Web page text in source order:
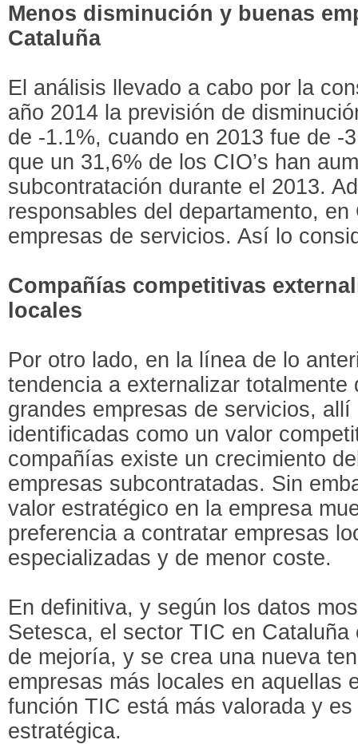
Menos disminución y buenas
Cataluña
El análisis llevado a cabo por la
año 2014 la previsión de
de -1.1%, cuando en 2013 fue de -
que un 31,6% de los CIO’s han
subcontratación durante el 2013.
responsables del departamento,
empresas de servicios. Así lo
Compañías competitivas
locales
Por otro lado, en la línea de lo
tendencia a externalizar totalmente
grandes empresas de servicios,
identificadas como un valor
compañías existe un crecimiento
empresas subcontratadas. Sin
valor estratégico en la empresa
preferencia a contratar empresas
especializadas y de menor coste.
En definitiva, y según los datos
Setesca, el sector TIC en
de mejoría, y se crea una nueva
empresas más locales en aquellas
función TIC está más valorada y
estratégica.